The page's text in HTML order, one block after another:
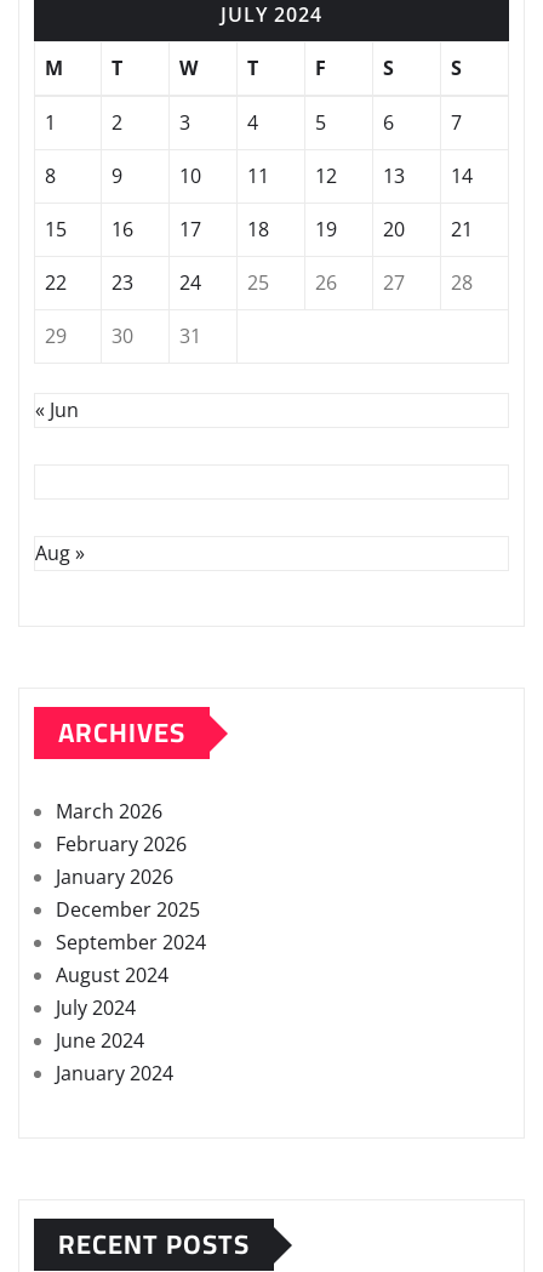
JULY 2024
M
T W T F S S
1 2 3 4 5 6
7
8
9 10 11 12 13
14
15
16 17 18 19 20
21
22
23 24 25 26 27
28
29
30 31
« Jun
Aug »
ARCHIVES
March 2026
February 2026
January 2026
December 2025
September 2024
August 2024
July 2024
June 2024
January 2024
RECENT POSTS